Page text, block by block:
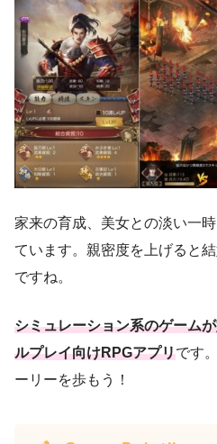
家来の育成、美女との淡い一
ています。親密度を上げると
ですね。
シミュレーション系のゲーム
ルプレイ向けRPGアプリです
ーリーを歩もう！